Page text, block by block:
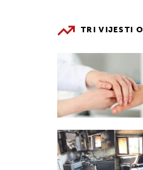
TRI VIJESTI